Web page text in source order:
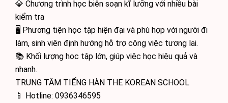
💎 Chương trình học biên soạn kĩ lưỡng với nhiều bài
kiểm tra
🖥 Phương tiện học tập hiện đại và phù hợp với người đi
làm, sinh viên định hướng hỗ trợ công việc tương lai.
📚 Khối lượng học tập lớn, giúp việc học hiệu quả và
nhanh.
TRUNG TÂM TIẾNG HÀN THE KOREAN SCHOOL
📱 Hotline: 0936346595